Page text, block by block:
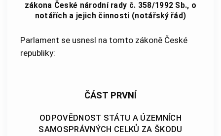
zákona České národní rady č. 358/1992 Sb., o
notářích a jejich činnosti (notářský řád)
Parlament se usnesl na tomto zákoně České
republiky:
ČÁST PRVNÍ
ODPOVĚDNOST STÁTU A ÚZEMNÍCH
SAMOSPRÁVNÝCH CELKŮ ZA ŠKODU